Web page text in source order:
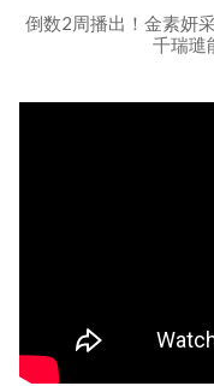
倒数2周播出！金素妍
千瑞璡